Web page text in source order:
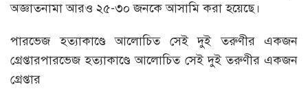
অজ্ঞাতনামা আরও ২৫-৩০ জনকে আসামি করা হয়েছে।
পারভেজ হত্যাকাণ্ডে আলোচিত সেই দুই তরুণীর একজন
গ্রেপ্তারপারভেজ হত্যাকাণ্ডে আলোচিত সেই দুই তরুণীর একজন
গ্রেপ্তার